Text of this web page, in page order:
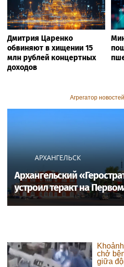
Дмитрия Царенко
обвиняют в хищении 15
млн рублей концертных
доходов
Агрегатор
АРХАНГЕЛЬСК
Архангельский
устроил теракт на
chở
giữa